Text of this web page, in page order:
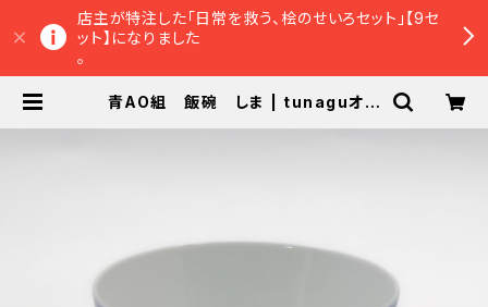
店主が特注した「日常を救う、桧のせいろセット」【9セ
ット】になりました
。
青AO組 飯碗 しま | tunaguオン